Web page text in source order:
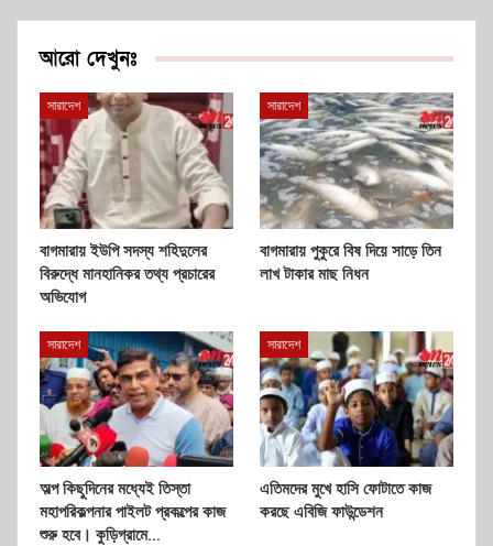
আরো দেখুনঃ
সারাদেশ
বাগমারায় ইউপি সদস্য শহিদুলের
বিরুদ্ধে মানহানিকর তথ্য প্রচারের
অভিযোগ
সারাদেশ
বাগমারায় পুকুরে বিষ দিয়ে সাড়ে তিন
লাখ টাকার মাছ নিধন
সারাদেশ
অল্প কিছুদিনের মধ্যেই তিস্তা
মহাপরিকল্পনার পাইলট প্রকল্পের কাজ
শুরু হবে। কুড়িগ্রামে…
সারাদেশ
এতিমদের মুখে হাসি ফোটাতে কাজ
করছে এবিজি ফাউন্ডেশন